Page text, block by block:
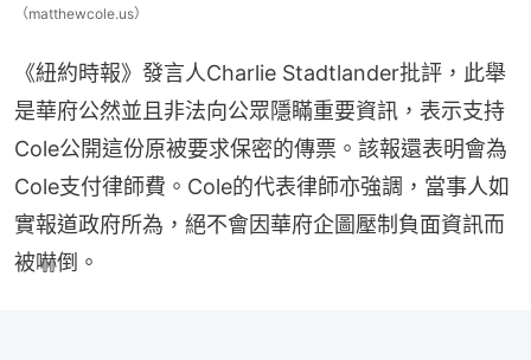
（matthewcole.us）
《紐約時報》發言人Charlie Stadtlander批評，此舉
是華府公然並且非法向公眾隱瞞重要資訊，表示支持
Cole公開這份原被要求保密的傳票。該報還表明會為
Cole支付律師費。Cole的代表律師亦強調，當事人如
實報道政府所為，絕不會因華府企圖壓制負面資訊而
被嚇倒。